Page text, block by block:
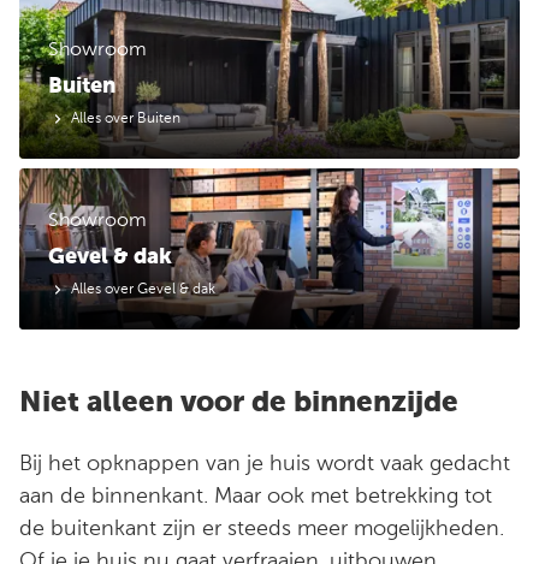
Buiten
Showroom
Alles over Buiten
Gevel & dak
Showroom
Alles over Gevel & dak
Niet alleen voor de binnenzijde
Bij het opknappen van je huis wordt vaak gedacht
aan de binnenkant. Maar ook met betrekking tot
de buitenkant zijn er steeds meer mogelijkheden.